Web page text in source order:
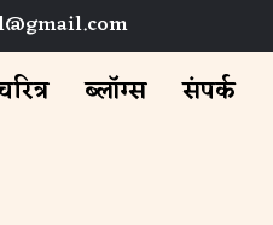
ब्लॉग्स संपर्क